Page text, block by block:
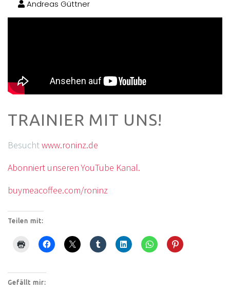
Andreas Güttner
TRAINIER MIT UNS!
Besuchtwww.roninz.de
Abonniert unseren YouTube Kanal.
buymeacoffee.com/roninz
Teilen mit:
Gefällt mir: